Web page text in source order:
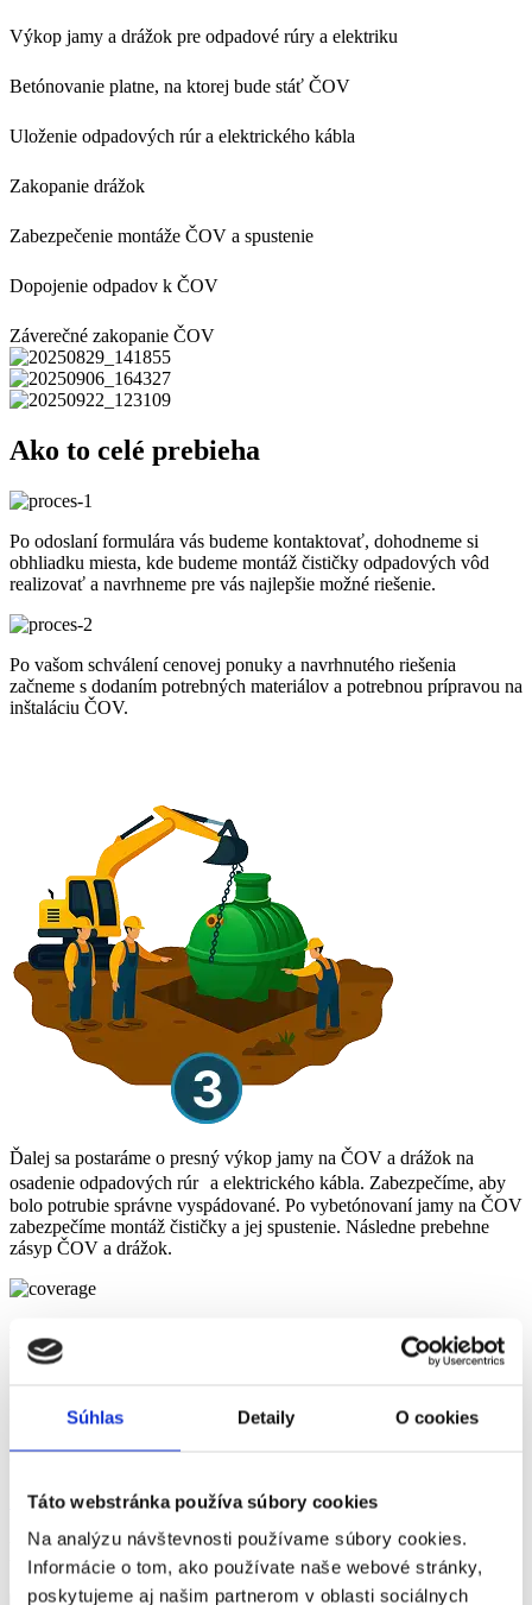
Súhlas Detaily O cookies
Táto webstránka používa súbory cookies
Na analýzu návštevnosti používame súbory cookies.
Informácie o tom, ako používate naše webové stránky,
poskytujeme aj našim partnerom v oblasti sociálnych
Výkop jamy a drážok pre odpadové rúry a elektriku
Betónovanie platne, na ktorej bude stáť ČOV
Uloženie odpadových rúr a elektrického kábla
Zakopanie drážok
Zabezpečenie montáže ČOV a spustenie
Dopojenie odpadov k ČOV
Záverečné zakopanie ČOV
Ako to celé prebieha
Po odoslaní formulára vás budeme kontaktovať, dohodneme si
obhliadku miesta, kde budeme montáž čističky odpadových vôd
realizovať a navrhneme pre vás najlepšie možné riešenie.
Po vašom schválení cenovej ponuky a navrhnutého riešenia
začneme s dodaním potrebných materiálov a potrebnou prípravou na
inštaláciu ČOV.
Ďalej sa postaráme o presný výkop jamy na ČOV a drážok na
osadenie odpadových rúr a elektrického kábla. Zabezpečíme, aby
bolo potrubie správne vyspádované. Po vybetónovaní jamy na ČOV
zabezpečíme montáž čističky a jej spustenie. Následne prebehne
zásyp ČOV a drážok.
Kde všade nádrže inštalujeme
kontaktovať pokiaľ ste z Malackého, Bratislavského, Pezinského,
okresu.
Dohodnite si obhliadku
Naše realizácie